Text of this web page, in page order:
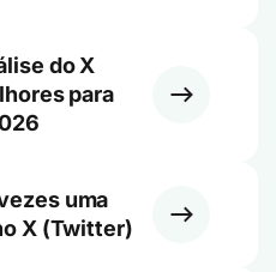
do X
para
uma
X (Twitter)